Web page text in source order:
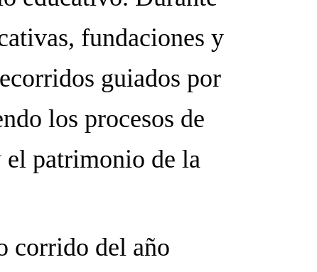
fundaciones y
guiados por
los procesos de
patrimonio de la
corrido del año